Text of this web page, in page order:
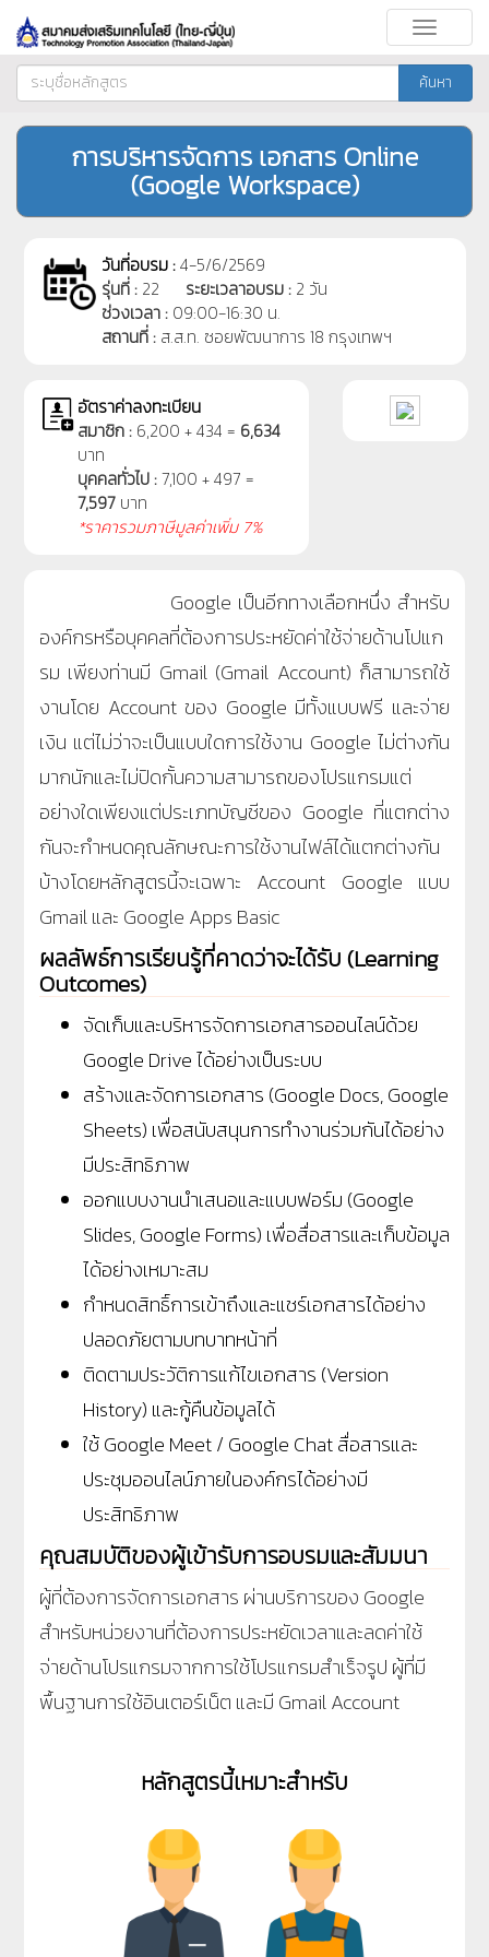
Toggle
ค้นหา
การบริหารจัดการ เอกสาร Online
(Google Workspace)
วันที่อบรม :4-5/6/2569
รุ่นที่ : 22 ระยะเวลาอบรม : 2 วัน
ช่วงเวลา : 09:00-16:30 น.
สถานที่ : ส.ส.ท. ซอยพัฒนาการ 18 กรุงเทพฯ
อัตราค่าลงทะเบียน
สมาชิก : 6,200 + 434 = 6,634
บาท
บุคคลทั่วไป :7,100 + 497 =
7,597 บาท
*ราคารวมภาษีมูลค่าเพิ่ม 7%
Google เป็นอีกทางเลือกหนึ่ง สำหรับ
องค์กรหรือบุคคลที่ต้องการประหยัดค่าใช้จ่ายด้านโปแก
รม เพียงท่านมี Gmail (Gmail Account) ก็สามารถใช้
งานโดย Account ของ Google มีทั้งแบบฟรี และจ่าย
เงิน แต่ไม่ว่าจะเป็นแบบใดการใช้งาน Google ไม่ต่างกัน
มากนักและไม่ปิดกั้นความสามารถของโปรแกรมแต่
อย่างใดเพียงแต่ประเภทบัญชีของ Google ที่แตกต่าง
กันจะกำหนดคุณลักษณะการใช้งานไฟล์ได้แตกต่างกัน
บ้างโดยหลักสูตรนี้จะเฉพาะ Account Google แบบ
Gmail และ Google Apps Basic
ผลลัพธ์การเรียนรู้ที่คาดว่าจะได้รับ (Learning
Outcomes)
จัดเก็บและบริหารจัดการเอกสารออนไลน์ด้วย
Google Drive ได้อย่างเป็นระบบ
สร้างและจัดการเอกสาร (Google Docs, Google
Sheets) เพื่อสนับสนุนการทำงานร่วมกันได้อย่าง
มีประสิทธิภาพ
ออกแบบงานนำเสนอและแบบฟอร์ม (Google
Slides, Google Forms) เพื่อสื่อสารและเก็บข้อมูล
ได้อย่างเหมาะสม
กำหนดสิทธิ์การเข้าถึงและแชร์เอกสารได้อย่าง
ปลอดภัยตามบทบาทหน้าที่
ติดตามประวัติการแก้ไขเอกสาร (Version
History) และกู้คืนข้อมูลได้
ใช้ Google Meet / Google Chat สื่อสารและ
ประชุมออนไลน์ภายในองค์กรได้อย่างมี
ประสิทธิภาพ
คุณสมบัติของผู้เข้ารับการอบรมและสัมมนา
ผู้ที่ต้องการจัดการเอกสาร ผ่านบริการของ Google
สำหรับหน่วยงานที่ต้องการประหยัดเวลาและลดค่าใช้
จ่ายด้านโปรแกรมจากการใช้โปรแกรมสำเร็จรูป ผู้ที่มี
พื้นฐานการใช้อินเตอร์เน็ต และมี Gmail Account
หลักสูตรนี้เหมาะสำหรับ